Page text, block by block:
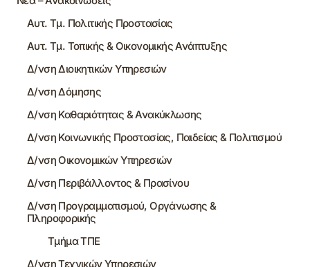
Αυτ. Τμ. Πολιτικής Προστασίας
Αυτ. Τμ. Τοπικής & Οικονομικής Ανάπτυξης
Δ/νση Διοικητικών Υπηρεσιών
Δ/νση Δόμησης
Δ/νση Καθαριότητας & Ανακύκλωσης
Δ/νση Κοινωνικής Προστασίας, Παιδείας & Πολιτισμού
Δ/νση Οικονομικών Υπηρεσιών
Δ/νση Περιβάλλοντος & Πρασίνου
Δ/νση Προγραμματισμού, Οργάνωσης &
Πληροφορικής
Τμήμα ΤΠΕ
Δ/νση Τεχνικών Υπηρεσιών